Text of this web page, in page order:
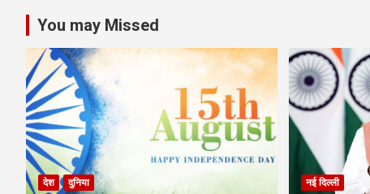
You may Missed
देश दुनिया नई दिल्ली